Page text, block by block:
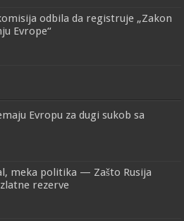
odbila da registruje „Zakon
Evrope“
Evropu za dugi sukob sa
meka politika — Zašto Rusija
rezerve